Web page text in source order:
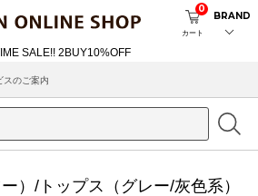
カート
0
BRAND
のご案内
）/トップス（グレー/灰色系）